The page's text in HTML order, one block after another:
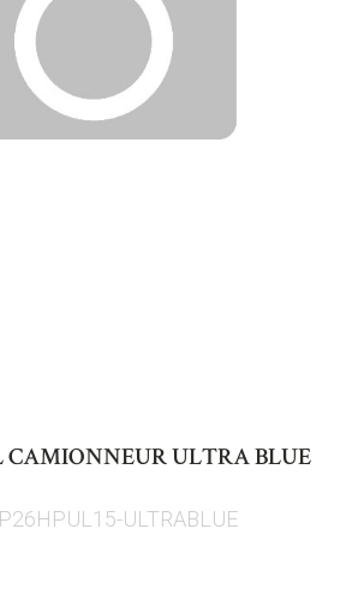
CAMIONNEUR ULTRA BLUE
ULTRABLUE